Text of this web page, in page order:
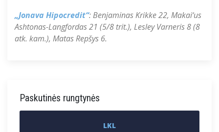
„Jonava Hipocredit“: Benjaminas Krikke 22, Makai‘us
Ashtonas-Langfordas 21 (5/8 trit.), Lesley Varneris 8 (8
atk. kam.), Matas Repšys 6.
Paskutinės rungtynės
LKL